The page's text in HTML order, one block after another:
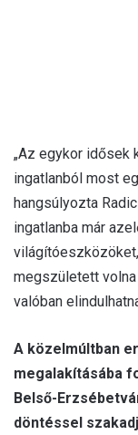
„Az egykor idősek
ingatlanból most
hangsúlyozta
ingatlanba már
megszületett
valóban
A közelmúltban
megalakításába
Belső-
döntéssel